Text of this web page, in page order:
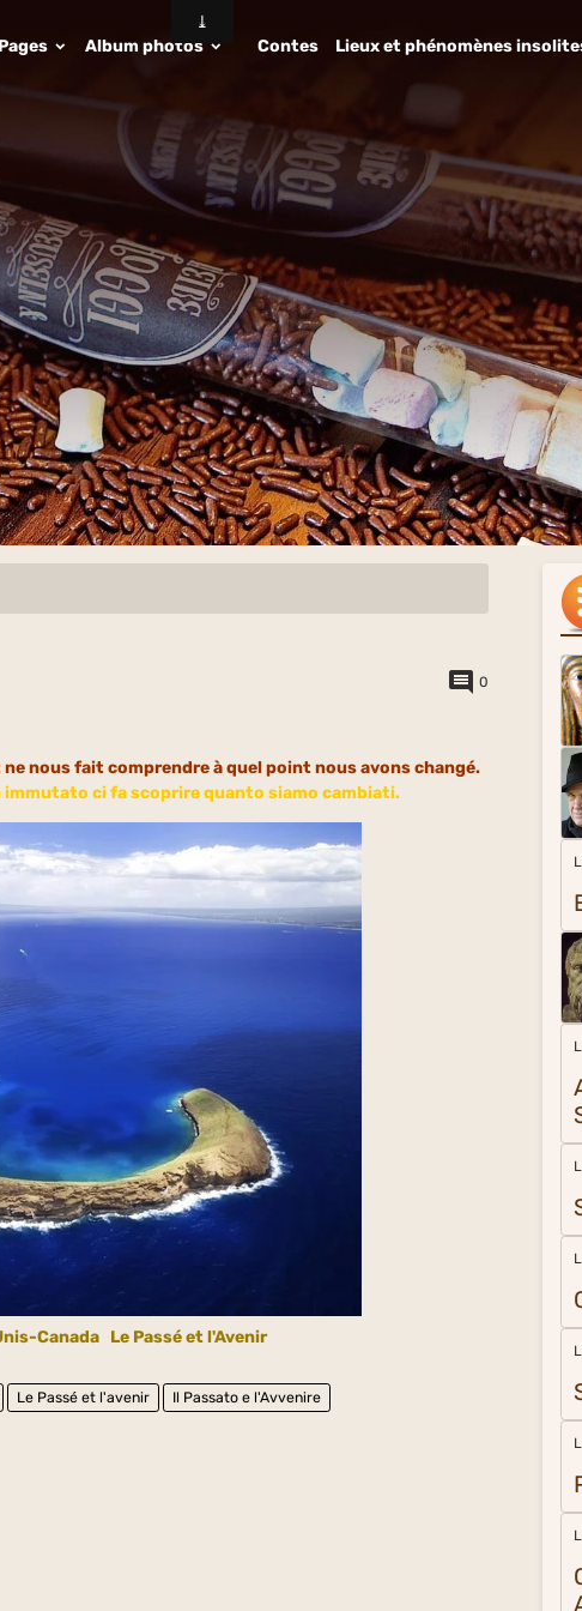
Pages Album photos Contes Lieux et phénomènes
0
nous fait comprendre à quel point nous avons changé.
ci fa scoprire quanto siamo cambiati.
Canada Le Passé et l'Avenir
Le Passé et l'avenir Il Passato e l'Avvenire